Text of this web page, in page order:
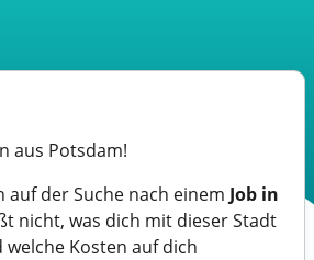
aus Potsdam!
der Suche nach einem Job in
nicht, was dich mit dieser Stadt
Kosten auf dich